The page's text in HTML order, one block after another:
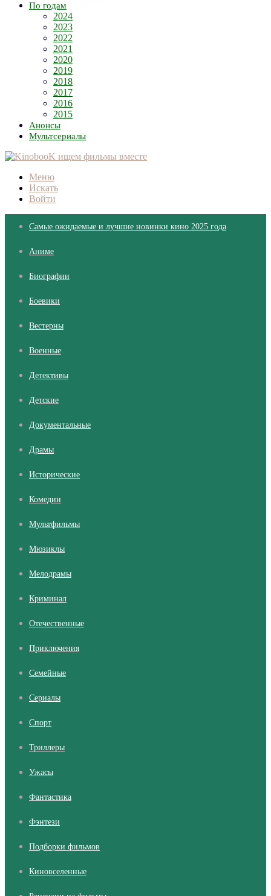
По годам
2024
2023
2022
2021
2020
2019
2018
2017
2016
2015
Анонсы
Мультсериалы
Меню
Искать
Войти
Самые ожидаемые и лучшие новинки кино 2025 года
Аниме
Биографии
Боевики
Вестерны
Военные
Детективы
Детские
Документальные
Драмы
Исторические
Комедии
Мультфильмы
Мюзиклы
Мелодрамы
Криминал
Отечественные
Приключения
Семейные
Сериалы
Cпорт
Триллеры
Ужасы
Фантастика
Фэнтези
Подборки фильмов
Киновселенные